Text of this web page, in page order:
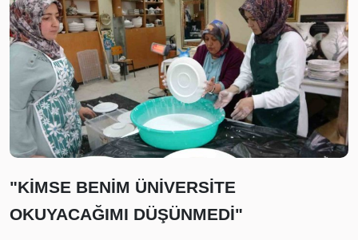
"KİMSE BENİM ÜNİVERSİTE
OKUYACAĞIMI DÜŞÜNMEDİ"